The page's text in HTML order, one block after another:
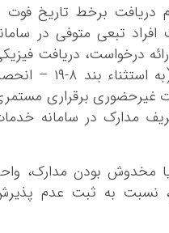
فارس
قزوین
قم
کردستان
کرمان
کهگلویه و بویر
گلستان
دریافت برخط تاریخ فوت
تبعی متوفی در
درخواست، دریافت
مدارک مندرج در بند ۱۹ از فصل ششم بخشنامه تنقیح و تلخیص بازماندگان (به استثناء
غیرحضوری برقراری
مدارک در سامانه
مخدوش بودن مدارک،
نسبت به ثبت عدم